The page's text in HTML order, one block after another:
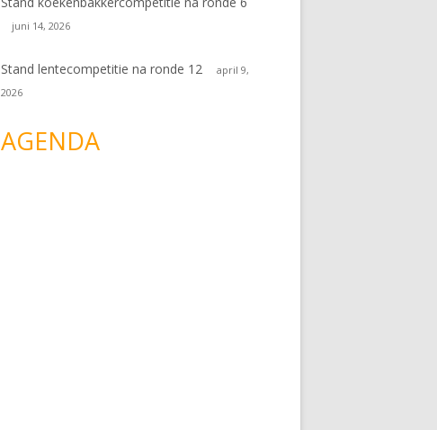
juni 14, 2026
Stand lentecompetitie na ronde 12
april 9,
2026
AGENDA